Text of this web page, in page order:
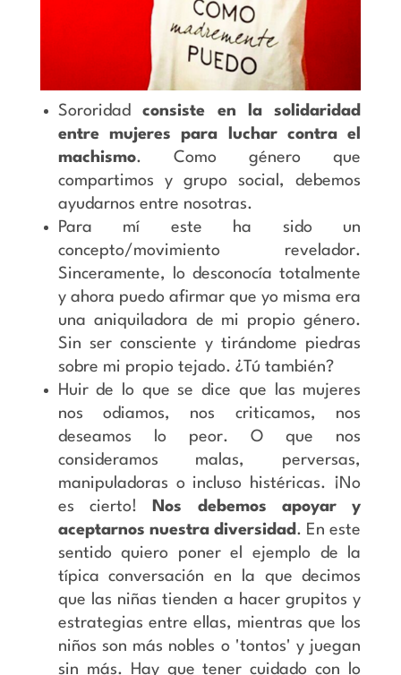
Sororidadconsiste en la solidaridad
entre mujeres para luchar contra el
machismo. Como género que
compartimos y grupo social, debemos
ayudarnos entre nosotras.
Para mí este ha sido un
concepto/movimiento revelador.
Sinceramente, lo desconocía totalmente
y ahora puedo afirmar que yo misma era
una aniquiladora de mi propio género.
Sin ser consciente y tirándome piedras
sobre mi propio tejado. ¿Tú también?
Huir de lo que se dice que las mujeres
nos odiamos, nos criticamos, nos
deseamos lo peor. O que nos
consideramos malas, perversas,
manipuladoras o incluso histéricas. ¡No
es cierto!
Nos debemos apoyar y
aceptarnos nuestra diversidad . En este
sentido quiero poner el ejemplo de la
típica conversación en la que decimos
que las niñas tienden a hacer grupitos y
estrategias entre ellas, mientras que los
niños son más nobles o 'tontos' y juegan
sin más. Hay que tener cuidado con lo